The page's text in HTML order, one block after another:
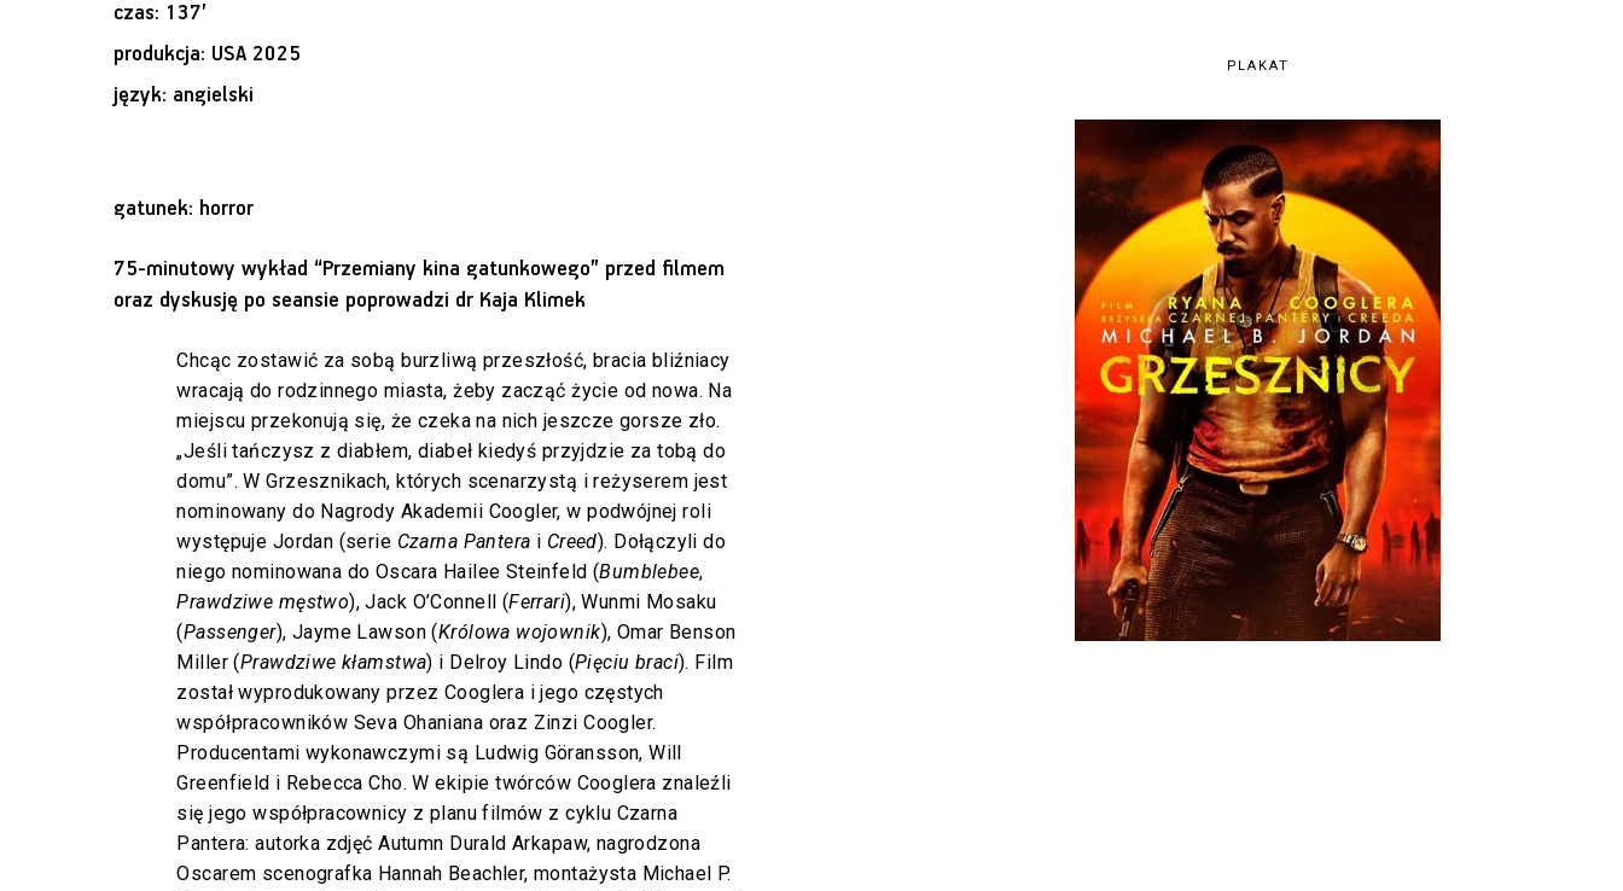
PLAKAT
czas: 137’
produkcja: USA 2025
język: angielski
gatunek: horror
75-minutowy wykład “Przemiany kina gatunkowego” przed filmem
oraz dyskusję po seansie poprowadzi dr Kaja Klimek
Chcąc zostawić za sobą burzliwą przeszłość, bracia bliźniacy
wracają do rodzinnego miasta, żeby zacząć życie od nowa. Na
miejscu przekonują się, że czeka na nich jeszcze gorsze zło.
„Jeśli tańczysz z diabłem, diabeł kiedyś przyjdzie za tobą do
domu”. W Grzesznikach, których scenarzystą i reżyserem jest
nominowany do Nagrody Akademii Coogler, w podwójnej roli
występuje Jordan (serie Czarna Pantera i Creed). Dołączyli do
niego nominowana do Oscara Hailee Steinfeld (Bumblebee,
Prawdziwe męstwo), Jack O’Connell (Ferrari), Wunmi Mosaku
(Passenger), Jayme Lawson (Królowa wojownik), Omar Benson
Miller (Prawdziwe kłamstwa) i Delroy Lindo (Pięciu braci). Film
został wyprodukowany przez Cooglera i jego częstych
współpracowników Seva Ohaniana oraz Zinzi Coogler.
Producentami wykonawczymi są Ludwig Göransson, Will
Greenfield i Rebecca Cho. W ekipie twórców Cooglera znaleźli
się jego współpracownicy z planu filmów z cyklu Czarna
Pantera: autorka zdjęć Autumn Durald Arkapaw, nagrodzona
Oscarem scenografka Hannah Beachler, montażysta Michael P.